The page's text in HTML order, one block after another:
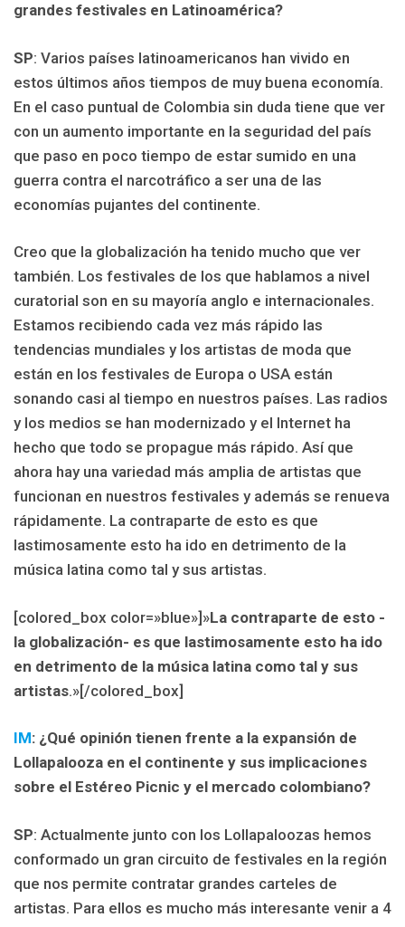
grandes festivales en Latinoamérica?
SP: Varios países latinoamericanos han vivido en
estos últimos años tiempos de muy buena economía.
En el caso puntual de Colombia sin duda tiene que ver
con un aumento importante en la seguridad del país
que paso en poco tiempo de estar sumido en una
guerra contra el narcotráfico a ser una de las
economías pujantes del continente.
Creo que la globalización ha tenido mucho que ver
también. Los festivales de los que hablamos a nivel
curatorial son en su mayoría anglo e internacionales.
Estamos recibiendo cada vez más rápido las
tendencias mundiales y los artistas de moda que
están en los festivales de Europa o USA están
sonando casi al tiempo en nuestros países. Las radios
y los medios se han modernizado y el Internet ha
hecho que todo se propague más rápido. Así que
ahora hay una variedad más amplia de artistas que
funcionan en nuestros festivales y además se renueva
rápidamente. La contraparte de esto es que
lastimosamente esto ha ido en detrimento de la
música latina como tal y sus artistas.
[colored_box color=»blue»]»La contraparte de esto -
la globalización- es que lastimosamente esto ha ido
en detrimento de la música latina como tal y sus
artistas.»[/colored_box]
IM: ¿Qué opinión tienen frente a la expansión de
Lollapalooza en el continente y sus implicaciones
sobre el Estéreo Picnic y el mercado colombiano?
SP: Actualmente junto con los Lollapaloozas hemos
conformado un gran circuito de festivales en la región
que nos permite contratar grandes carteles de
artistas. Para ellos es mucho más interesante venir a 4